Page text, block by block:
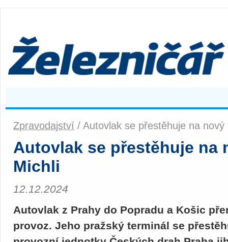
Zpravodajství / Autovlak se přestěhuje na
Autovlak se přestěhuje na
Michli
12.12.2024
Autovlak z Prahy do Popradu a Košic
provoz. Jeho pražský terminál se